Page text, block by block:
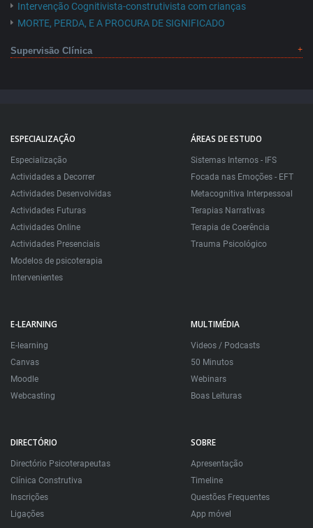
Intervenção Cognitivista-construtivista com crianças
MORTE, PERDA, E A PROCURA DE SIGNIFICADO
Supervisão Clínica
ESPECIALIZAÇÃO
Especialização
Actividades a Decorrer
Actividades Desenvolvidas
Actividades Futuras
Actividades Online
Actividades Presenciais
Modelos de psicoterapia
Intervenientes
ÁREAS DE ESTUDO
Sistemas Internos - IFS
Focada nas Emoções - EFT
Metacognitiva Interpessoal
Terapias Narrativas
Terapia de Coerência
Trauma Psicológico
E-LEARNING
E-learning
Canvas
Moodle
Webcasting
MULTIMÉDIA
Videos / Podcasts
50 Minutos
Webinars
Boas Leituras
DIRECTÓRIO
Directório Psicoterapeutas
Clínica Construtiva
Inscrições
Ligações
SOBRE
Apresentação
Timeline
Questões Frequentes
App móvel